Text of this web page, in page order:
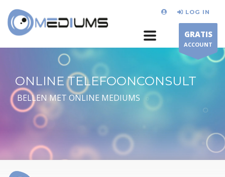
LOG IN
GRATIS
ACCOUNT
ONLINE TELEFOONCONSULT
BELLEN MET ONLINE MEDIUMS